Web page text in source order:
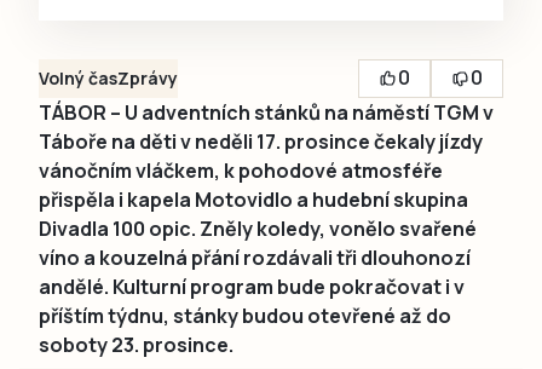
Volný časZprávy 0
0
TÁBOR – U adventních stánků na náměstí TGM v
Táboře na děti v neděli 17. prosince čekaly jízdy
vánočním vláčkem, k pohodové atmosféře
přispěla i kapela Motovidlo a hudební skupina
Divadla 100 opic. Zněly koledy, vonělo svařené
víno a kouzelná přání rozdávali tři dlouhonozí
andělé. Kulturní program bude pokračovat i v
příštím týdnu, stánky budou otevřené až do
soboty 23. prosince.